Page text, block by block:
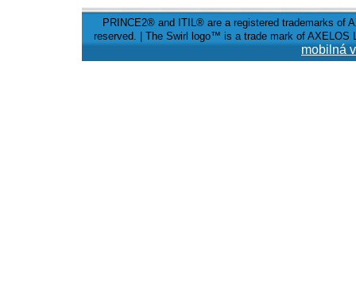
PRINCE2® and ITIL® are a registered trademarks of
reserved. | The Swirl logo™ is a trade mark of AXELOS
mobilná